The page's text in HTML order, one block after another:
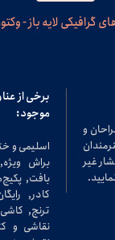
لایه باز -
و
غیر
برخی از
موجود:
اسلیمی و
براش
بافت,
کادر,
ترنج,
نقاشی و